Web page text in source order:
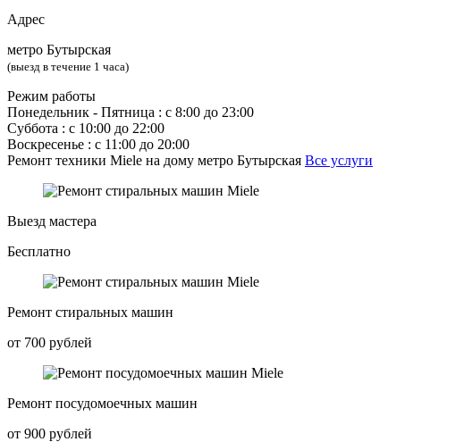
Адрес
метро Бутырская
(выезд в течение 1 часа)
Режим работы
Понедельник ‐ Пятница : с 8:00 до 23:00
Суббота : с 10:00 до 22:00
Воскресенье : с 11:00 до 20:00
Ремонт техники Miele на дому метро Бутырская Все услуги
Выезд мастера
Бесплатно
Ремонт стиральных машин
от 700 рублей
Ремонт посудомоечных машин
от 900 рублей